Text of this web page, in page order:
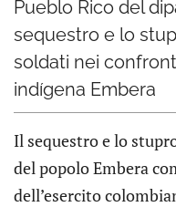
Pueblo Rico del
sequestro e lo
soldati nei
indígena Embera
Il sequestro e lo
del popolo Embera
dell’esercito